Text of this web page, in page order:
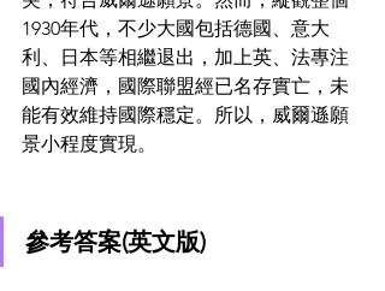
1930年代，不少大國包括德國、意大
利、日本等相繼退出，加上英、法專注
國內經濟，國際聯盟經已名存實亡，未
能有效維持國際穩定。所以，威爾遜願
景小程度實現。
參考答案(英文版)